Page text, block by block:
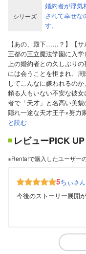
シリーズ
婚約者が浮気
されて幸せな
す。
【あの、殿下……？】【サ
王都の王立魔法学園に入
上の婚約者との久しぶり
には会うことを拒まれ、
してこんなに嫌われるの
頼る人もいない不安な彼
者で「天才」と名高い美
隠れ一途な天才王子×努力
と読む
レビューPICK UP
※Renta!で購入したユーザー
5ちぃさん
今後のストーリー展開